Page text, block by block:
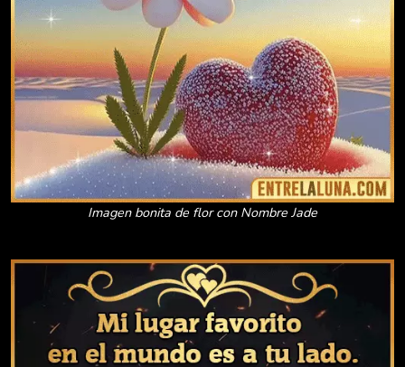
Imagen bonita de flor con Nombre Jade